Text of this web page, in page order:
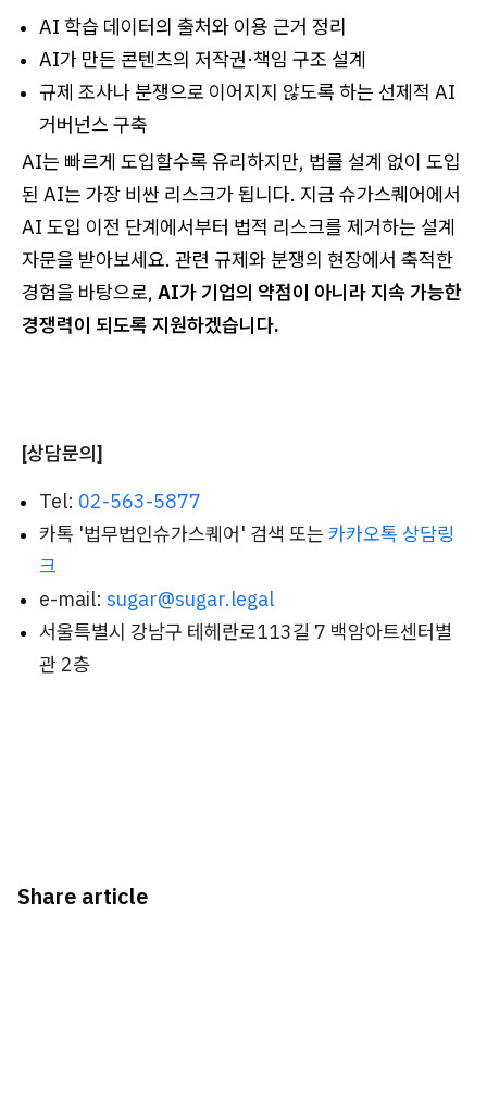
AI 학습 데이터의 출처와 이용 근거 정리
AI가 만든 콘텐츠의 저작권·책임 구조 설계
규제 조사나 분쟁으로 이어지지 않도록 하는 선제적 AI
거버넌스 구축
AI는 빠르게 도입할수록 유리하지만, 법률 설계 없이 도입
된 AI는 가장 비싼 리스크가 됩니다. 지금 슈가스퀘어에서
AI 도입 이전 단계에서부터 법적 리스크를 제거하는 설계
자문을 받아보세요. 관련 규제와 분쟁의 현장에서 축적한
경험을 바탕으로, AI가 기업의 약점이 아니라 지속 가능한
경쟁력이 되도록 지원하겠습니다.
[상담문의]
Tel: 02-563-5877
카톡 '법무법인슈가스퀘어' 검색 또는 카카오톡 상담링
크
e-mail: sugar@sugar.legal
서울특별시 강남구 테헤란로113길 7 백암아트센터별
관 2층
Share article